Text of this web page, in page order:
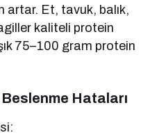
artar. Et, tavuk, balık,
kaliteli protein
75–100 gram protein
Beslenme Hataları